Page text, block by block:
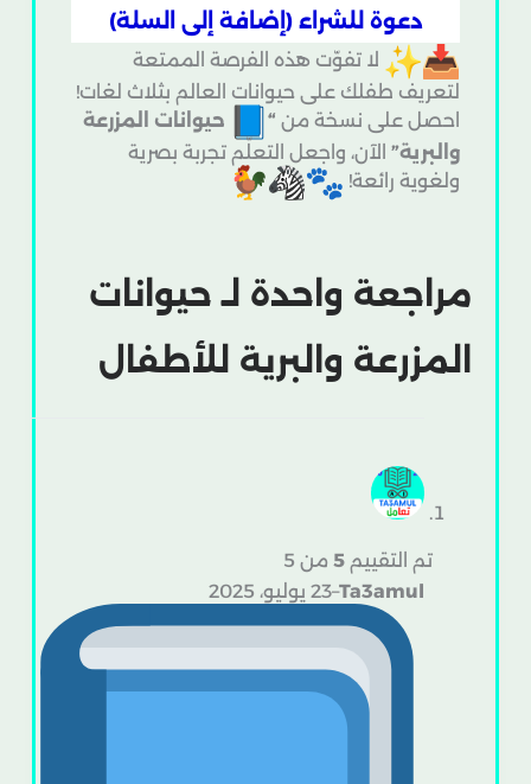
دعوة للشراء (إضافة إلى السلة)
لا تفوّت هذه الفرصة الممتعة
لتعريف طفلك على حيوانات العالم بثلاث لغات!
احصل على نسخة من “
حيوانات المزرعة
والبرية”الآن، واجعل التعلّم تجربة بصرية
ولغوية رائعة!
مراجعة واحدة لـ حيوانات
المزرعة والبرية للأطفال
تم التقييم5 من 5
Ta3amul
–23 يوليو، 2025